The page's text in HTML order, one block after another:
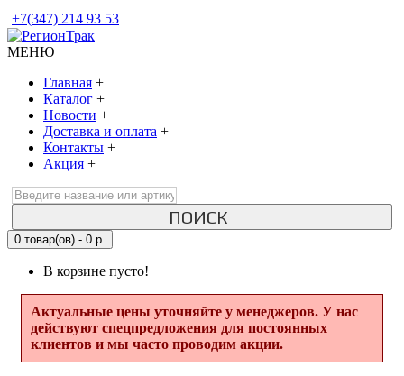
+7(347) 214 93 53
МЕНЮ
Главная +
Каталог +
Новости +
Доставка и оплата +
Контакты +
Акция +
ПОИСК
0 товар(ов) - 0 р.
В корзине пусто!
Актуальные цены уточняйте у менеджеров. У нас
действуют спецпредложения для постоянных
клиентов и мы часто проводим акции.